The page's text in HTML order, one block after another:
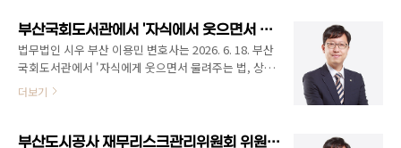
변호사는 2014년부터 저작권과 관련된 다양한 사건, 강
의, 자문을 수행하고 있고, 교육조건부 기소유예 처분
시, 해당 교육의 교육담당 변호사로 활동한 적도 있습니
다. 사건상담(유료)이나 의뢰가 필요하신 분들은 언제든
지 연락주세요.
부산국회도서관에서 '자식에서 웃으면서 물려주는 법, 상속'을 주제로 강의 [법무법인 시우 부산 이용민 변호사]
법무법인 시우 부산 이용민 변호사는 2026. 6. 18. 부산
국회도서관에서 '자식에게 웃으면서 물려주는 법, 상속'
을 주제로 강의하였습니다. 강의실이 가득할 정도로 많
은 분들이 참석해주셨습니다. 상속에 관한 기본적인 개
보는 시간도 가졌습니다.
더보기
부산도시공사 재무리스크관리위원회 위원 위촉 [법무법인 시우 부산 이용민 변호사]